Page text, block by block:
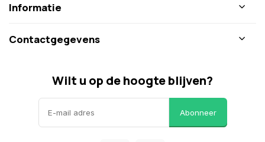
Informatie
Contactgegevens
Wilt u op de hoogte blijven?
Abonneer